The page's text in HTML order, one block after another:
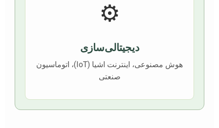
⚙️
دیجیتالی‌سازی
هوش مصنوعی، اینترنت اشیا (IoT)، اتوماسیون
صنعتی